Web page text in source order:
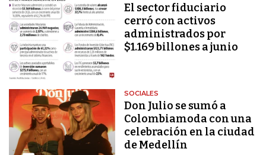
El sector fiduciario
cerró con activos
administrados por
$1.169 billones a junio
SOCIALES
Don Julio se sumó a
Colombiamoda con una
celebración en la ciudad
de Medellín